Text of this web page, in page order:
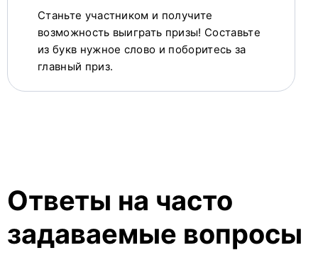
Станьте участником и получите
возможность выиграть призы! Составьте
из букв нужное слово и поборитесь за
главный приз.
Ответы на часто
задаваемые вопросы